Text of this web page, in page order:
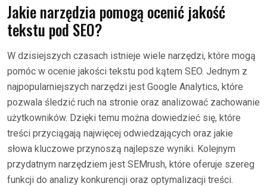
Jakie narzędzia pomogą ocenić jakość
tekstu pod SEO?
W dzisiejszych czasach istnieje wiele narzędzi, które mogą
pomóc w ocenie jakości tekstu pod kątem SEO. Jednym z
najpopularniejszych narzędzi jest Google Analytics, które
pozwala śledzić ruch na stronie oraz analizować zachowanie
użytkowników. Dzięki temu można dowiedzieć się, które
treści przyciągają najwięcej odwiedzających oraz jakie
słowa kluczowe przynoszą najlepsze wyniki. Kolejnym
przydatnym narzędziem jest SEMrush, które oferuje szereg
funkcji do analizy konkurencji oraz optymalizacji treści.